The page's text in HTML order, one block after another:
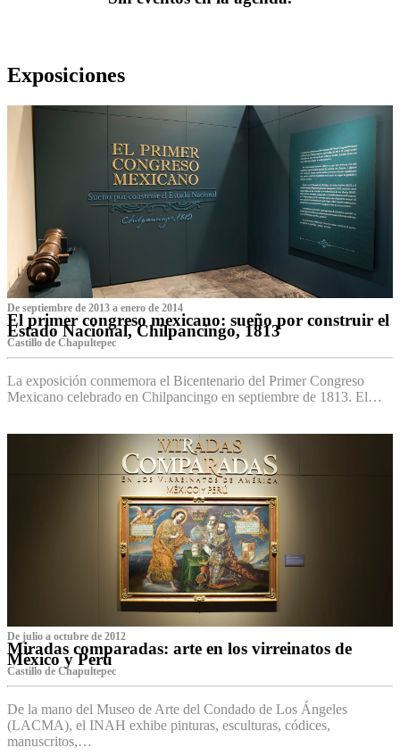
Exposiciones
De septiembre de 2013 a enero de 2014
El primer congreso mexicano: sueño por construir el
Estado Nacional, Chilpancingo, 1813
Castillo de Chapultepec
La exposición conmemora el Bicentenario del Primer Congreso
Mexicano celebrado en Chilpancingo en septiembre de 1813. El…
De julio a octubre de 2012
Miradas comparadas: arte en los virreinatos de
México y Perú
Castillo de Chapultepec
De la mano del Museo de Arte del Condado de Los Ángeles
(LACMA), el INAH exhibe pinturas, esculturas, códices,
manuscritos,…